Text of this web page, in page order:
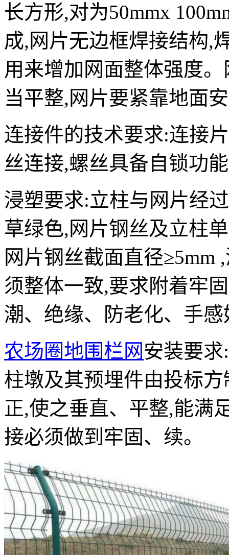
长方形,对为50mmx
成,网片无边框焊接结构,
用来增加网面整体强度
当平整,网片要紧靠地面
连接件的技术要求:连接
丝连接,螺丝具备自锁功
浸塑要求:立柱与网片经
草绿色,网片钢丝及立柱
网片钢丝截面直径≥5mm
须整体一致,要求附着牢
潮、绝缘、防老化、手
农场圈地围栏网安装要
柱墩及其预埋件由投标
正,使之垂直、平整,能满
接必须做到牢固、续。